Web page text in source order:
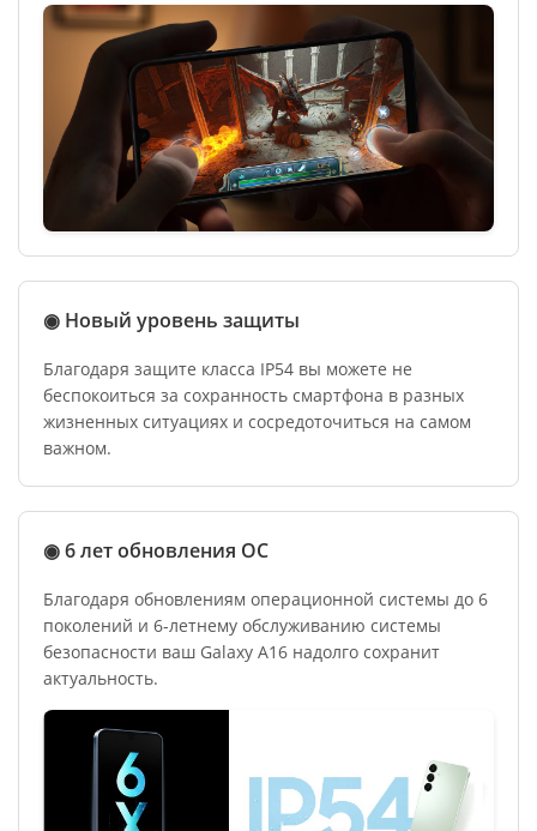
◉ Новый уровень защиты
Благодаря защите класса IP54 вы можете не
беспокоиться за сохранность смартфона в разных
жизненных ситуациях и сосредоточиться на самом
важном.
◉ 6 лет обновления ОС
Благодаря обновлениям операционной системы до 6
поколений и 6-летнему обслуживанию системы
безопасности ваш Galaxy A16 надолго сохранит
актуальность.